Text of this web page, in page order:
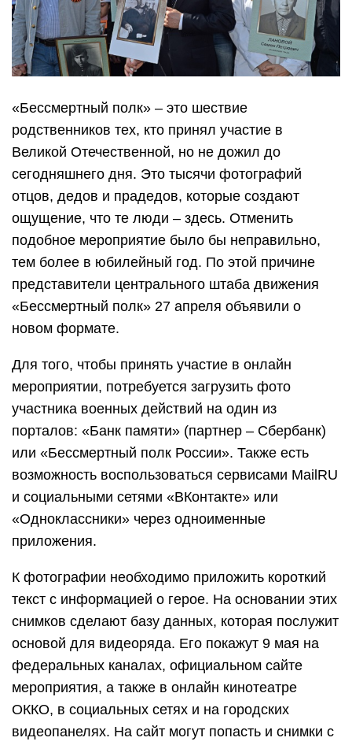
«Бессмертный полк» – это шествие
родственников тех, кто принял участие в
Великой Отечественной, но не дожил до
сегодняшнего дня. Это тысячи фотографий
отцов, дедов и прадедов, которые создают
ощущение, что те люди – здесь. Отменить
подобное мероприятие было бы неправильно,
тем более в юбилейный год. По этой причине
представители центрального штаба движения
«Бессмертный полк» 27 апреля объявили о
новом формате.
Для того, чтобы принять участие в онлайн
мероприятии, потребуется загрузить фото
участника военных действий на один из
порталов: «Банк памяти» (партнер – Сбербанк)
или «Бессмертный полк России». Также есть
возможность воспользоваться сервисами MailRU
и социальными сетями «ВКонтакте» или
«Одноклассники» через одноименные
приложения.
К фотографии необходимо приложить короткий
текст с информацией о герое. На основании этих
снимков сделают базу данных, которая послужит
основой для видеоряда. Его покажут 9 мая на
федеральных каналах, официальном сайте
мероприятия, а также в онлайн кинотеатре
ОККО, в социальных сетях и на городских
видеопанелях. На сайт могут попасть и снимки с